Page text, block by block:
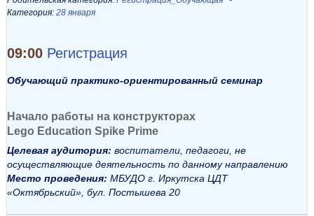
Категория: 28 января
09:00 Регистрация
Обучающий практико-ориентированный семинар
Начало работы на конструкторах
Lego Education Spike Prime
Целевая аудитория: воспитатели, педагоги, не
осуществляющие деятельность по данному направлению
Место проведения: МБУДО г. Иркутска ЦДТ
«Октябрьский», бул. Постышева 20